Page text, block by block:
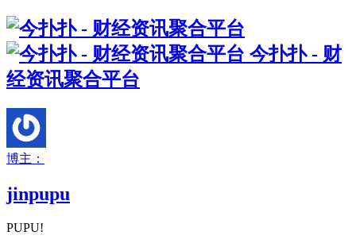
今扑扑 - 财
经资讯聚合平台
博主：
jinpupu
PUPU!